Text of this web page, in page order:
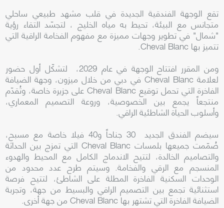
تقع الوجهة الفندقية الجديدة في قلب مشهد طبيعي ساحلي
متجانس مع البيئة، تحيط به مياه الخليج ، لتجسّد التقاء رؤية
"شمال" في تطوير وجهات مميزة مع مفهوم الفخامة الراقية التي
تتميز بها Cheval Blanc.
ومن المقرر افتتاح الوجهة في عام 2029، لتشكّل أول حضور
لعلامة Cheval Blanc في دبي من خلال ميزون، وجهة الضيافة
الفاخرة التي تحمل توقيع Cheval Blanc على جزيرة خاصة، وتُقدّم
منتجعاً يجمع بين الخصوصية، وروعة التصميم المعماري،
وأسلوب الحياة الشاطئية الراقي.
سيضم الفندق الجديد 30 جناحاً و40 فيلا خاصة مع مسبح،
صُمّمت جميعها بلمسات Cheval Blanc التي تمزج بين الحداثة
والتصاميم الخالدة، لتتيح الاندماج الكامل مع المحيط والهدوء
المنسجم مع الرقي والفخامة. وسيتم طرح عدد محدود من
الوحدات السكنية الفاخرة المطلة على الشاطئ، لتتيح فرصة
استثنائية تجمع بين التصميم الراقي والبسيط من جهة، وتجربة
الضيافة الفاخرة التي تشتهر بها Cheval Blanc من جهة أخرى.